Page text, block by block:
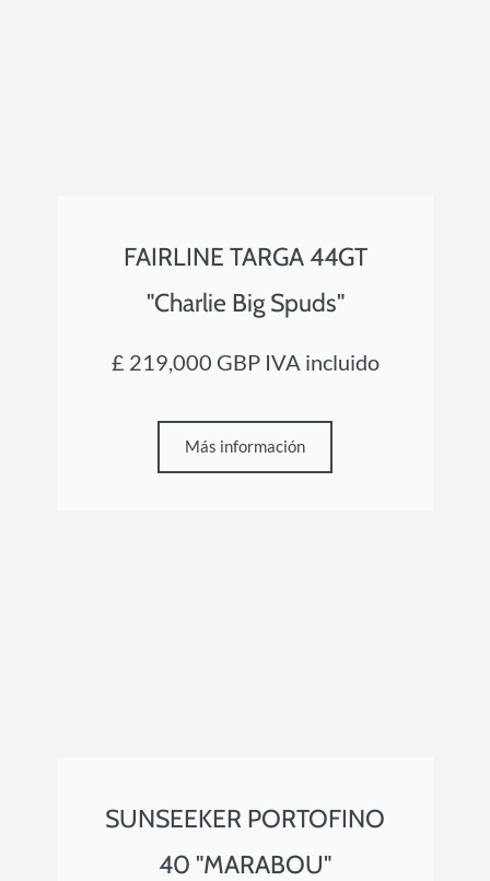
FAIRLINE TARGA 44GT
"Charlie Big Spuds"
£ 219,000 GBP IVA incluido
Más información
SUNSEEKER PORTOFINO
40 "MARABOU"